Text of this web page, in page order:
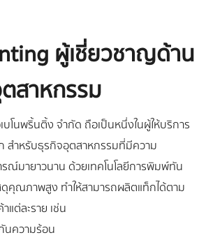
ผู้เชี่ยวชาญด้าน
สาหกรรม
บโนพริ้นติ้ง จำกัด ถือเป็นหนึ่งในผู้ให้บริการ
สำหรับธุรกิจอุตสาหกรรมที่มีความ
รณ์มายาวนาน ด้วยเทคโนโลยีการพิมพ์ทัน
คุณภาพสูง ทำให้สามารถผลิตแท็กได้ตาม
ต่ละราย เช่น
นความร้อน